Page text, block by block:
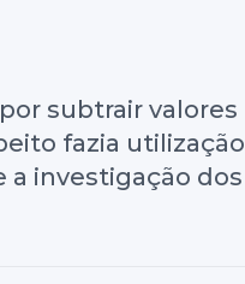
subtrair valores
fazia utilização
a investigação dos